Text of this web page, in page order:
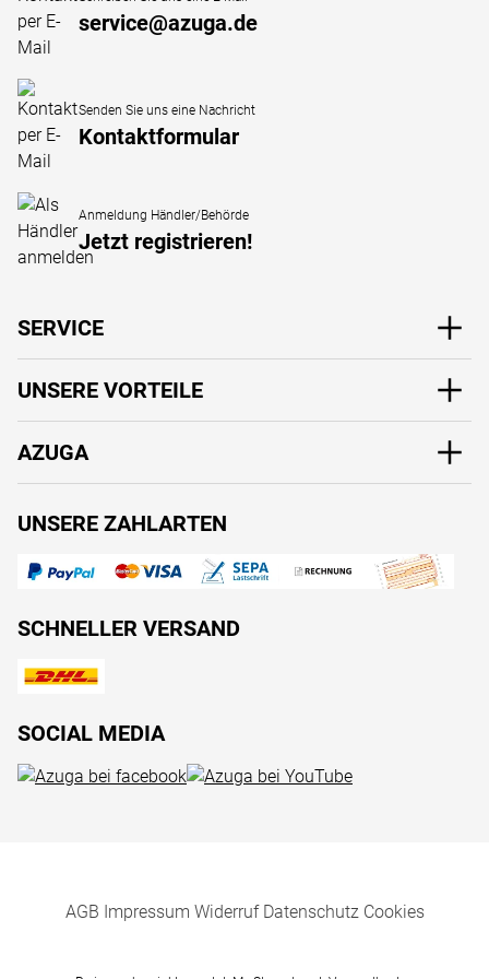
Sonnenschutzblenden, schützen nicht nur vor Hitze und
UV-Strahlung, sondern sorgen auch für mehr Privatsphäre.
Wir wünschen Ihnen einen schönen Einkauf
Ihr AZUGA - Team
service@azuga.de
Senden Sie uns eine Nachricht
Kontaktformular
Anmeldung Händler/Behörde
Jetzt registrieren!
SERVICE
UNSERE VORTEILE
AZUGA
UNSERE ZAHLARTEN
SCHNELLER VERSAND
SOCIAL MEDIA
AGB Impressum Widerruf Datenschutz Cookies